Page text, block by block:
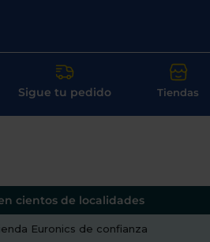
Sigue tu pedido Tiendas
cientos de localidades
Euronics de confianza